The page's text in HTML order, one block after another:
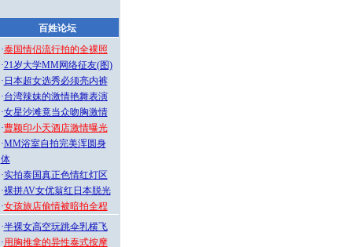
百姓论坛
·泰国情侣流行拍的全裸照
·21岁大学MM网络征友(图)
· 日本超女选秀必须亮内裤
·台湾辣妹的激情艳舞表演
·女星沙滩竟当众吻胸激情
·曹颖印小天酒店激情曝光
·MM浴室自拍完美浑圆身
体
·实拍泰国真正色情红灯区
·裸拼AV女优翁红日本脱光
·女孩旅店偷情被暗拍全程
·半裸女高空玩跳伞乳横飞
·用胸推拿的异性泰式按摩